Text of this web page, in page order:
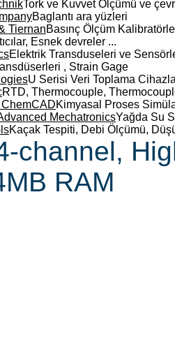
Tork ve Kuvvet Ölçümü ve
Baglantı ara yüzleri
TiernanBasınç Ölçüm
Esnek devreler ...
Elektrik Transduseleri ve
, Strain Gage
U Serisi Veri Toplama
RTD, Thermocouple,
Kimyasal Proses
MechatronicsYağda Su
Kaçak Tespiti, Debi Ölçümü,
channel,
RAM